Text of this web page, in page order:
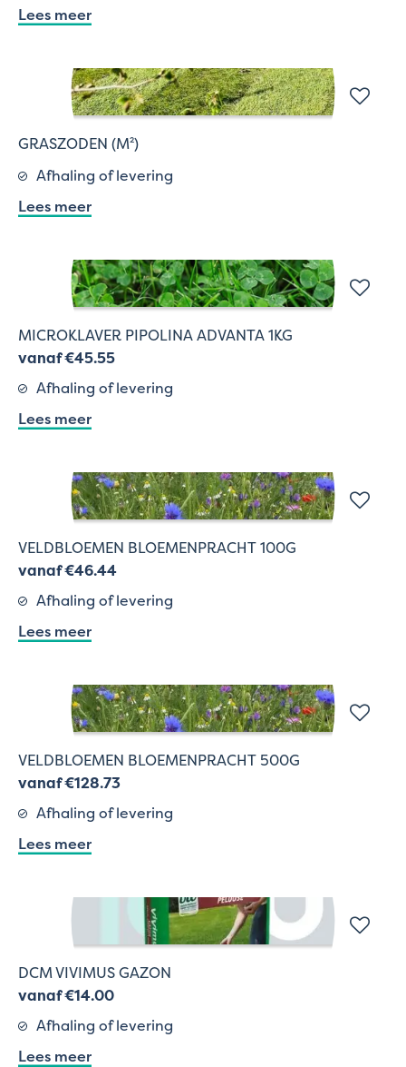
Lees meer
GRASZODEN (M²)
Afhaling of levering
Lees meer
MICROKLAVER PIPOLINA ADVANTA 1KG
vanaf €45.55
Afhaling of levering
Lees meer
VELDBLOEMEN BLOEMENPRACHT 100G
vanaf €46.44
Afhaling of levering
Lees meer
VELDBLOEMEN BLOEMENPRACHT 500G
vanaf €128.73
Afhaling of levering
Lees meer
DCM VIVIMUS GAZON
vanaf €14.00
Afhaling of levering
Lees meer